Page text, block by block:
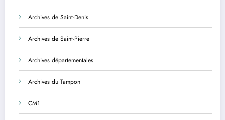
Archives de Saint-Denis
Archives de Saint-Pierre
Archives départementales
Archives du Tampon
CM1